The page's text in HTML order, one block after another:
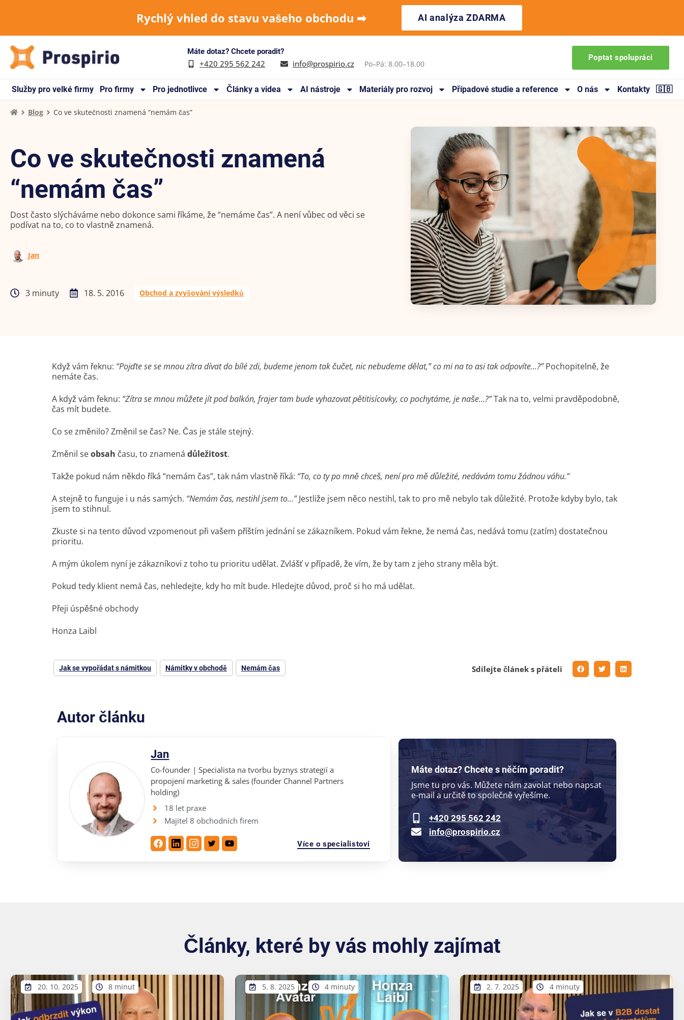
Rychlý vhled do stavu vašeho obchodu ➡︎ AI analýza ZDARMA
Máte dotaz? Chcete poradit?
+420 295 562 242 info@prospirio.cz Po–Pá: 8.00–18.00
Poptat spolupráci
Služby pro velké firmy Pro firmy Pro jednotlivce Články a videa AI nástroje Materiály pro rozvoj Případové studie a reference O nás Kontakty 🇬🇧
Blog Co ve skutečnosti znamená “nemám čas”
Co ve skutečnosti znamená
“nemám čas”
Dost často slýcháváme nebo dokonce sami říkáme, že “nemáme čas”. A není vůbec od věci se
podívat na to, co to vlastně znamená.
Jan
3 minuty 18. 5. 2016 Obchod a zvyšování výsledků
Když vám řeknu: “Pojďte se se mnou zítra dívat do bílé zdi, budeme jenom tak čučet, nic nebudeme dělat,” co mi na to asi tak odpovíte…?”Pochopitelně, že
nemáte čas.
A když vám řeknu: “Zítra se mnou můžete jít pod balkón, frajer tam bude vyhazovat pětitisícovky, co pochytáme, je naše…?”Tak na to, velmi pravděpodobně,
čas mít budete.
Co se změnilo? Změnil se čas? Ne. Čas je stále stejný.
Změnil seobsah času, to znamená důležitost.
Takže pokud nám někdo říká “nemám čas”, tak nám vlastně říká: “To, co ty po mně chceš, není pro mě důležité, nedávám tomu žádnou váhu.”
A stejně to funguje i u nás samých. “Nemám čas, nestihl jsem to…”Jestliže jsem něco nestihl, tak to pro mě nebylo tak důležité. Protože kdyby bylo, tak
jsem to stihnul.
Zkuste si na tento důvod vzpomenout při vašem příštím jednání se zákazníkem. Pokud vám řekne, že nemá čas, nedává tomu (zatím) dostatečnou
prioritu.
A mým úkolem nyní je zákazníkovi z toho tu prioritu udělat. Zvlášť v případě, že vím, že by tam z jeho strany měla být.
Pokud tedy klient nemá čas, nehledejte, kdy ho mít bude. Hledejte důvod, proč si ho má udělat.
Přeji úspěšné obchody
Honza Laibl
Jak se vypořádat s námitkou Námitky v obchodě Nemám čas Sdílejte článek s přáteli
Autor článku
Jan
Co-founder | Specialista na tvorbu byznys strategií a
propojení marketing & sales (founder Channel Partners
holding)
18 let praxe
Majitel 8 obchodních firem
Více o specialistovi
Máte dotaz? Chcete s něčím poradit?
Jsme tu pro vás. Můžete nám zavolat nebo napsat
e-mail a určitě to společně vyřešíme.
+420 295 562 242
info@prospirio.cz
Články, které by vás mohly zajímat
20. 10. 2025 8 minut 5. 8. 2025 4 minuty 2. 7. 2025 4 minuty